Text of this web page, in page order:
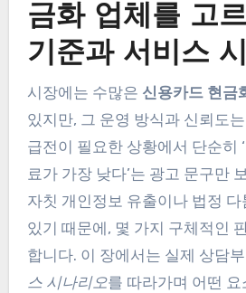
금화 업체를 고
기준과 서비스
시장에는 수많은 신용카드 현금
있지만, 그 운영 방식과 신뢰도
급전이 필요한 상황에서 단순히 ‘
료가 가장 낮다’는 광고 문구만
자칫 개인정보 유출이나 법정
있기 때문에, 몇 가지 구체적인
합니다. 이 장에서는 실제 상담
스 시나리오를 따라가며 어떤